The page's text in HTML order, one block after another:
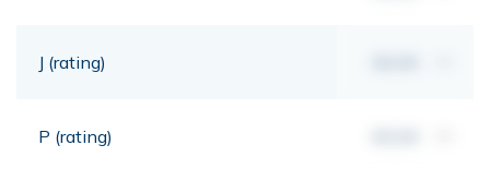
J (rating)
P (rating)